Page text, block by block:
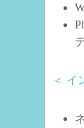
＜ イ